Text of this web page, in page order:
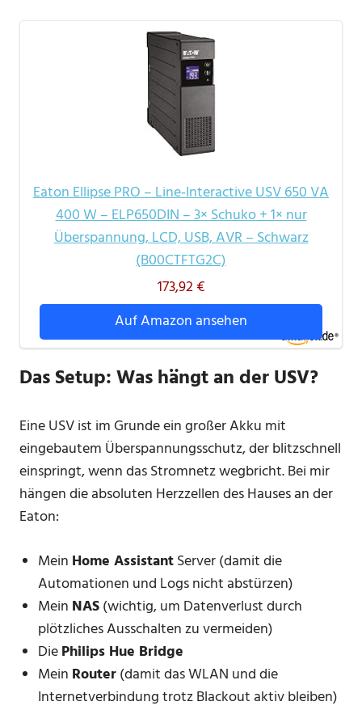
Eaton Ellipse PRO – Line‑Interactive USV 650 VA
400 W – ELP650DIN – 3× Schuko + 1× nur
Überspannung, LCD, USB, AVR – Schwarz
(B00CTFTG2C)
173,92 €
Auf Amazon ansehen
Das Setup: Was hängt an der USV?
Eine USV ist im Grunde ein großer Akku mit
eingebautem Überspannungsschutz, der blitzschnell
einspringt, wenn das Stromnetz wegbricht. Bei mir
hängen die absoluten Herzzellen des Hauses an der
Eaton:
Mein Home AssistantServer (damit die
Automationen und Logs nicht abstürzen)
Mein NAS(wichtig, um Datenverlust durch
plötzliches Ausschalten zu vermeiden)
DiePhilips Hue Bridge
Mein Router(damit das WLAN und die
Internetverbindung trotz Blackout aktiv bleiben)